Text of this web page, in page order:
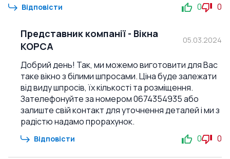
Відповісти 0 0
Представник компанії - Вікна
КОРСА
05.03.2024
Добрий день! Так, ми можемо виготовити для Вас
таке вікно з білими шпросами. Ціна буде залежати
від виду шпросів, їх кількості та розміщення.
Зателефонуйте за номером 0674354935 або
залиште свій контакт для уточнення деталей і ми з
радістю надамо прорахунок.
Відповісти 0 0